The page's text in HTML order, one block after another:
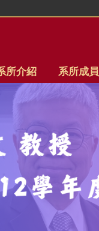
所介紹 系所成員